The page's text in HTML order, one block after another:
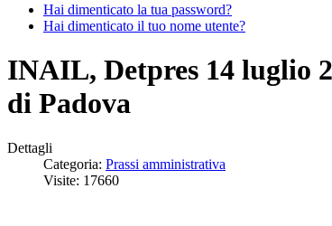
Hai dimenticato la tua password?
Hai dimenticato il tuo nome utente?
INAIL, Detpres 14 luglio
di Padova
Dettagli
Categoria: Prassi amministrativa
Visite: 17660